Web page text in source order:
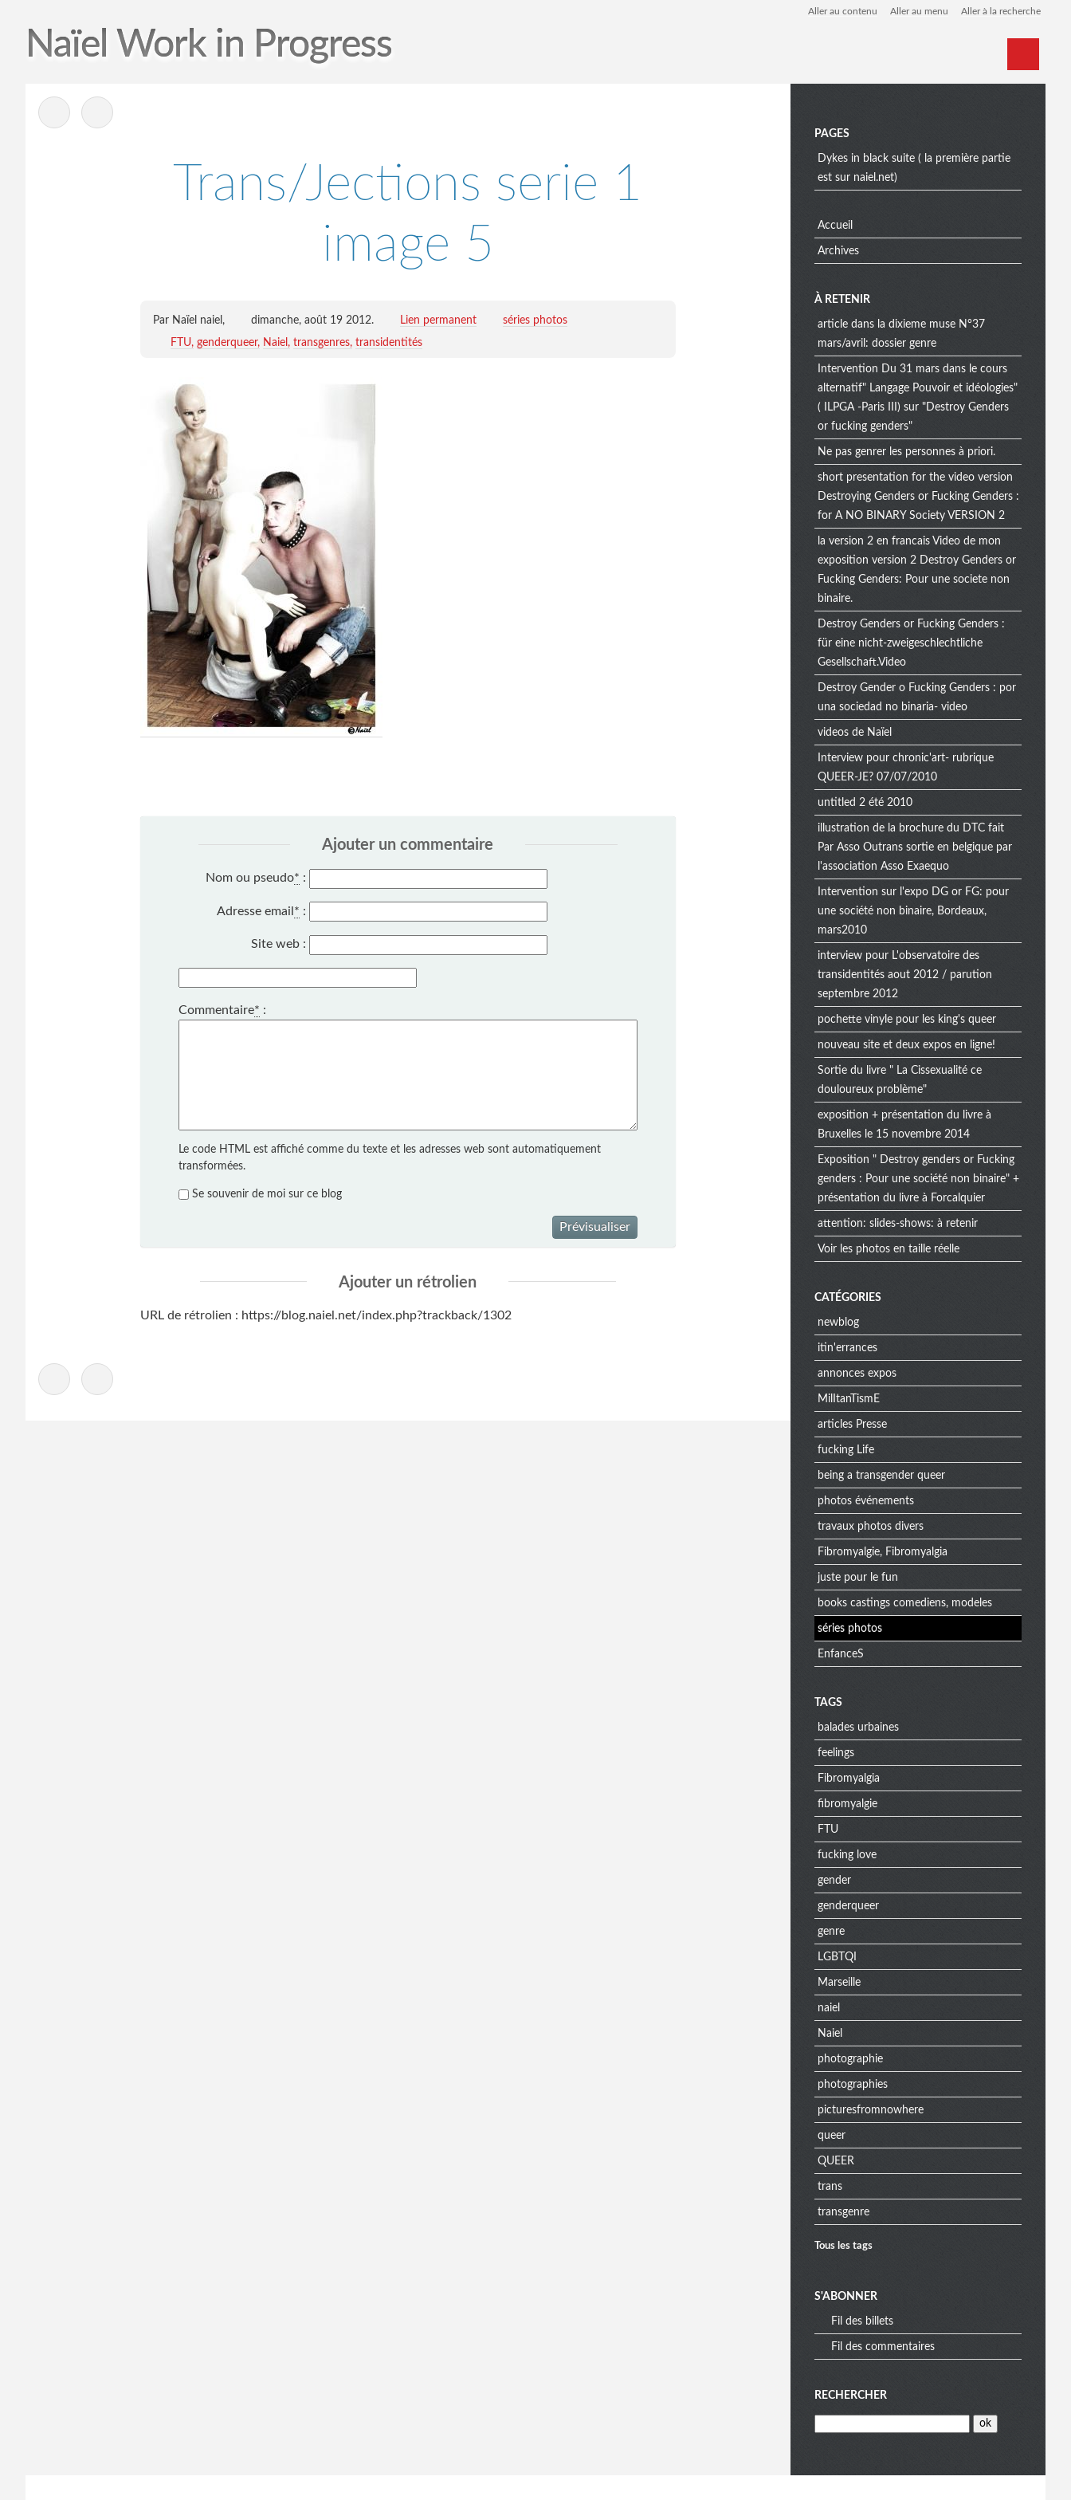
Aller au contenu Aller au menu Aller à la recherche
Naïel Work in Progress
Trans/Jections serie 1
image 5
Par Naïel naiel, dimanche, août 19 2012. Lien permanent
séries photos
FTU genderqueer Naiel transgenres transidentités
Ajouter un commentaire
Nom ou pseudo* :
Adresse email * :
Site web :
Commentaire* :
Le code HTML est affiché comme du texte et les adresses web sont automatiquement
transformées.
Se souvenir de moi sur ce blog
Prévisualiser
Ajouter un rétrolien
URL de rétrolien : https://blog.naiel.net/index.php?trackback/1302
M
e
n
u
PAGES
Dykes in black suite ( la première partie
est sur naiel.net)
Accueil
Archives
À RETENIR
article dans la dixieme muse N°37
mars/avril: dossier genre
Intervention Du 31 mars dans le cours
alternatif" Langage Pouvoir et idéologies"
( ILPGA -Paris III) sur "Destroy Genders
or fucking genders"
Ne pas genrer les personnes à priori.
short presentation for the video version
Destroying Genders or Fucking Genders :
for A NO BINARY Society VERSION 2
la version 2 en francais Video de mon
exposition version 2 Destroy Genders or
Fucking Genders: Pour une societe non
binaire.
Destroy Genders or Fucking Genders :
für eine nicht-zweigeschlechtliche
Gesellschaft.Video
Destroy Gender o Fucking Genders : por
una sociedad no binaria- video
videos de Naïel
Interview pour chronic'art- rubrique
QUEER-JE? 07/07/2010
untitled 2 été 2010
illustration de la brochure du DTC fait
Par Asso Outrans sortie en belgique par
l'association Asso Exaequo
Intervention sur l'expo DG or FG: pour
une société non binaire, Bordeaux,
mars2010
interview pour L'observatoire des
transidentités aout 2012 / parution
septembre 2012
pochette vinyle pour les king's queer
nouveau site et deux expos en ligne!
Sortie du livre " La Cissexualité ce
douloureux problème"
exposition + présentation du livre à
Bruxelles le 15 novembre 2014
Exposition " Destroy genders or Fucking
genders : Pour une société non binaire" +
présentation du livre à Forcalquier
attention: slides-shows: à retenir
Voir les photos en taille réelle
CATÉGORIES
newblog
itin'errances
annonces expos
MilItanTismE
articles Presse
fucking Life
being a transgender queer
photos événements
travaux photos divers
Fibromyalgie, Fibromyalgia
juste pour le fun
books castings comediens, modeles
séries photos
EnfanceS
M
e
n
u
e
x
t
r
a
TAGS
balades urbaines
feelings
Fibromyalgia
fibromyalgie
FTU
fucking love
gender
genderqueer
genre
LGBTQI
Marseille
naiel
Naiel
photographie
photographies
picturesfromnowhere
queer
QUEER
trans
transgenre
Tous les tags
S'ABONNER
Fil des billets
Fil des commentaires
RECHERCHER